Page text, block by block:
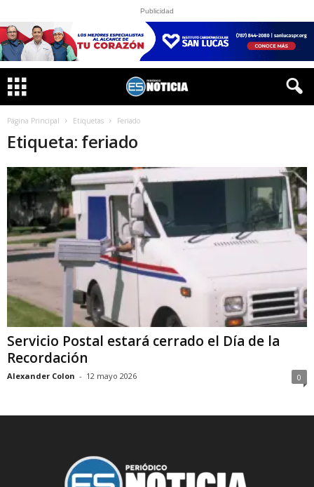
Publicidad
Página Principal Etiquetas Feriado
Etiqueta: feriado
Servicio Postal estará cerrado el Día de la
Recordación
Alexander Colon - 12 mayo 2026 0